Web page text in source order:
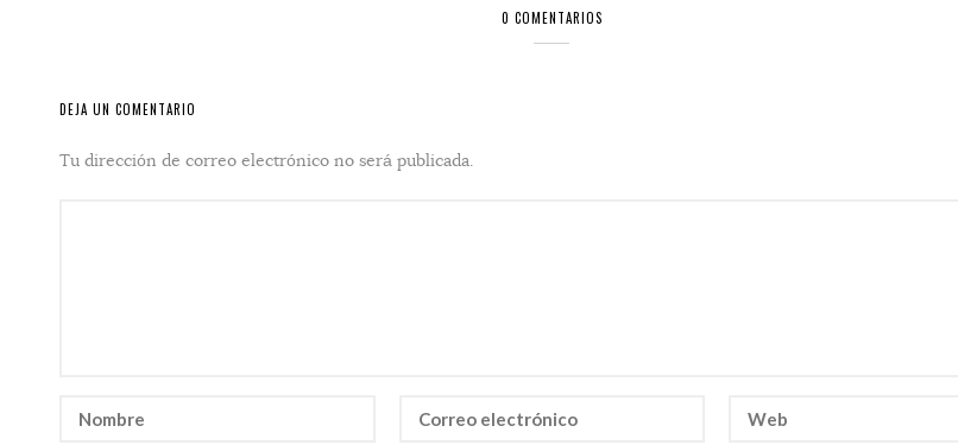
0 COMENTARIOS
DEJA UN COMENTARIO
Tu dirección de correo electrónico no será publicada.